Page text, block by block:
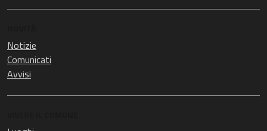
Notizie
Comunicati
Avvisi